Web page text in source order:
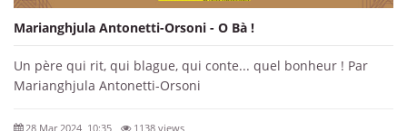
Marianghjula Antonetti-Orsoni - O Bà !
Un père qui rit, qui blague, qui conte... quel bonheur ! Par
Marianghjula Antonetti-Orsoni
28 Mar 2024, 10:35 1138 views